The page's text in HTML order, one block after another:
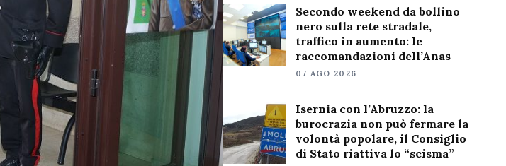
Secondo weekend da bollino
nero sulla rete stradale,
traffico in aumento: le
raccomandazioni dell’Anas
07 AGO 2026
Isernia con l’Abruzzo: la
burocrazia non può fermare la
volontà popolare, il Consiglio
di Stato riattiva lo “scisma”